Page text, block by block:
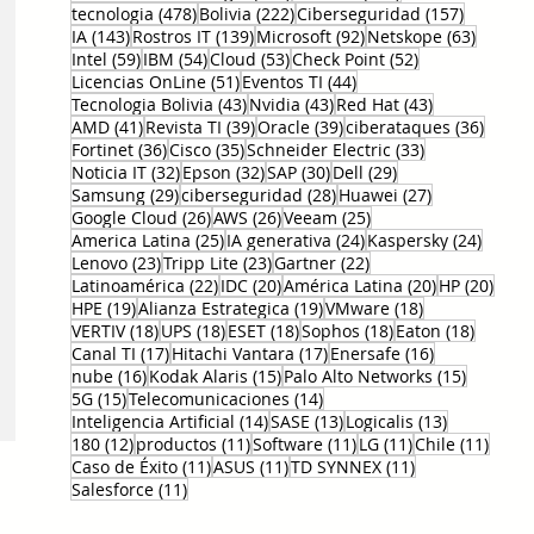
tecnologia (478)478 entradas
Bolivia (222)222 entradas
Ciberseguridad (157)157
IA (143)143 entradas
Rostros IT (139)139 entradas
Microsoft (92)92 entradas
Netskope (63)63
Intel (59)59 entradas
IBM (54)54 entradas
Cloud (53)53 entradas
Check Point (52)52 entradas
Licencias OnLine (51)51 entradas
Eventos TI (44)44 entradas
Tecnologia Bolivia (43)43 entradas
Nvidia (43)43 entradas
Red Hat (43)43 entradas
AMD (41)41 entradas
Revista TI (39)39 entradas
Oracle (39)39 entradas
ciberataques (36)36
Fortinet (36)36 entradas
Cisco (35)35 entradas
Schneider Electric (33)33 entradas
Noticia IT (32)32 entradas
Epson (32)32 entradas
SAP (30)30 entradas
Dell (29)29 entradas
Samsung (29)29 entradas
ciberseguridad (28)28 entradas
Huawei (27)27 entradas
Google Cloud (26)26 entradas
AWS (26)26 entradas
Veeam (25)25 entradas
America Latina (25)25 entradas
IA generativa (24)24 entradas
Kaspersky (24)24
Lenovo (23)23 entradas
Tripp Lite (23)23 entradas
Gartner (22)22 entradas
Latinoamérica (22)22 entradas
IDC (20)20 entradas
América Latina (20)20 entradas
HP (20)20
HPE (19)19 entradas
Alianza Estrategica (19)19 entradas
VMware (18)18 entradas
VERTIV (18)18 entradas
UPS (18)18 entradas
ESET (18)18 entradas
Sophos (18)18 entradas
Eaton (18)18
Canal TI (17)17 entradas
Hitachi Vantara (17)17 entradas
Enersafe (16)16 entradas
nube (16)16 entradas
Kodak Alaris (15)15 entradas
Palo Alto Networks (15)15
5G (15)15 entradas
Telecomunicaciones (14)14 entradas
Inteligencia Artificial (14)14 entradas
SASE (13)13 entradas
Logicalis (13)13
180 (12)12 entradas
productos (11)11 entradas
Software (11)11 entradas
LG (11)11 entradas
Chile (11)11
Caso de Éxito (11)11 entradas
ASUS (11)11 entradas
TD SYNNEX (11)11 entradas
Salesforce (11)11 entradas